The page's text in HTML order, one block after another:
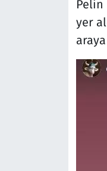
Pelin
yer